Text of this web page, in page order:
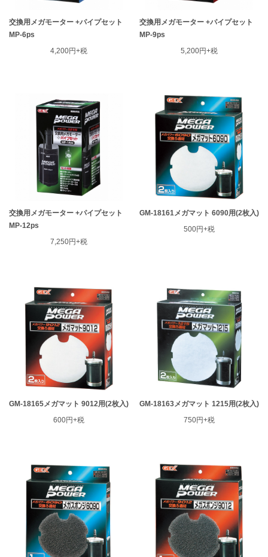
交換用メガモーター +パイプセット
MP-6ps
4,200円+税
交換用メガモーター +パイプセット
MP-9ps
5,200円+税
交換用メガモーター +パイプセット
MP-12ps
7,250円+税
GM-18161メガマット 6090用(2枚入)
500円+税
GM-18165メガマット 9012用(2枚入)
600円+税
GM-18163メガマット 1215用(2枚入)
750円+税